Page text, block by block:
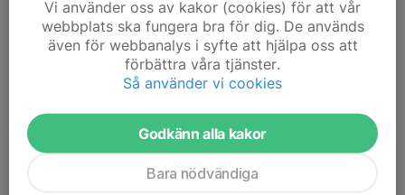
Rodd
Roddtävling Piediluco (ITA)
0 kommentarer
Vi använder oss av kakor (cookies) för att vår
webbplats ska fungera bra för dig. De används
även för webbanalys i syfte att hjälpa oss att
förbättra våra tjänster.
Så använder vi cookies
Godkänn alla kakor
Bara nödvändiga